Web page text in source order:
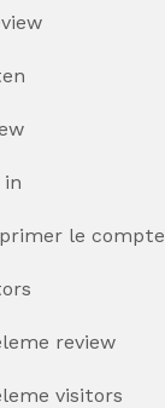
in
le compte
review
visitors